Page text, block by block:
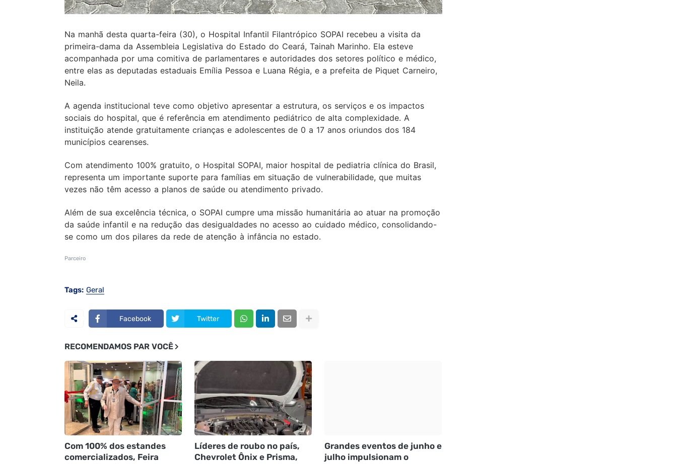
Na manhã desta quarta-feira (30), o Hospital Infantil Filantrópico SOPAI recebeu a visita da
primeira-dama da Assembleia Legislativa do Estado do Ceará, Tainah Marinho. Ela esteve
acompanhada por uma comitiva de parlamentares e autoridades dos setores político e médico,
entre elas as deputadas estaduais Emília Pessoa e Luana Régia, e a prefeita de Piquet Carneiro,
Neila.
A agenda institucional teve como objetivo apresentar a estrutura, os serviços e os impactos
sociais do hospital, que é referência em atendimento pediátrico de alta complexidade. A
instituição atende gratuitamente crianças e adolescentes de 0 a 17 anos oriundos dos 184
municípios cearenses.
Com atendimento 100% gratuito, o Hospital SOPAI, maior hospital de pediatria clínica do Brasil,
representa um importante suporte para famílias em situação de vulnerabilidade, que muitas
vezes não têm acesso a planos de saúde ou atendimento privado.
Além de sua excelência técnica, o SOPAI cumpre uma missão humanitária ao atuar na promoção
da saúde infantil e na redução das desigualdades no acesso ao cuidado médico, consolidando-
se como um dos pilares da rede de atenção à infância no estado.
Parceiro
Tags: Geral
Facebook Twitter
RECOMENDAMOS PAR VOCÊ
Com 100% dos estandes
comercializados, Feira
Líderes de roubo no país,
Chevrolet Ônix e Prisma,
Grandes eventos de junho e
julho impulsionam o